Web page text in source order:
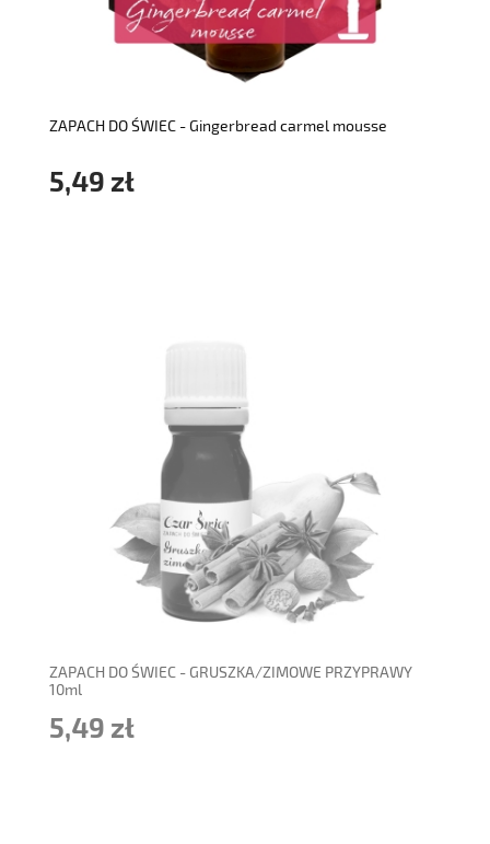
ZAPACH DO ŚWIEC - Gingerbread carmel mousse
5,49 zł
do koszyka
ZAPACH DO ŚWIEC - GRUSZKA/ZIMOWE PRZYPRAWY
10ml
5,49 zł
powiadom o dostępności